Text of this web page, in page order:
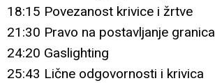
18:15 Povezanost krivice i žrtve
21:30 Pravo na postavljanje granica
24:20 Gaslighting
25:43 Lične odgovornosti i krivica